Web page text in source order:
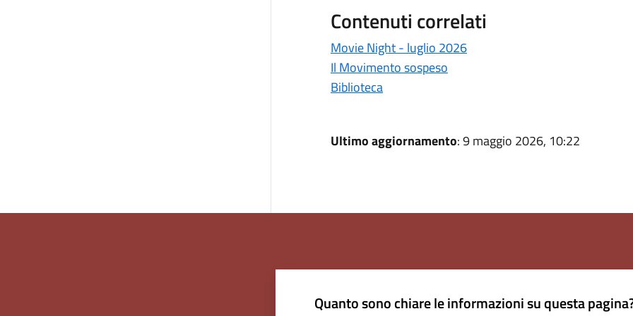
Contenuti correlati
Movie Night - luglio 2026
Il Movimento sospeso
Biblioteca
Ultimo aggiornamento: 9 maggio 2026, 10:22
Quanto sono chiare le informazioni su questa